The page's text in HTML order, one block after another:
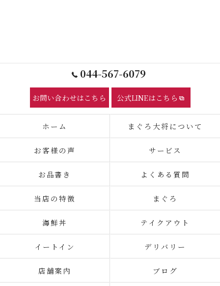
044-567-6079
お問い合わせはこちら 公式LINEはこちら
ホーム まぐろ大将について
お客様の声 サービス
お品書き よくある質問
当店の特徴 まぐろ
海鮮丼 テイクアウト
イートイン デリバリー
店舗案内 ブログ